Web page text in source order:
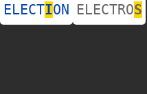
ELECTION ELECTROS